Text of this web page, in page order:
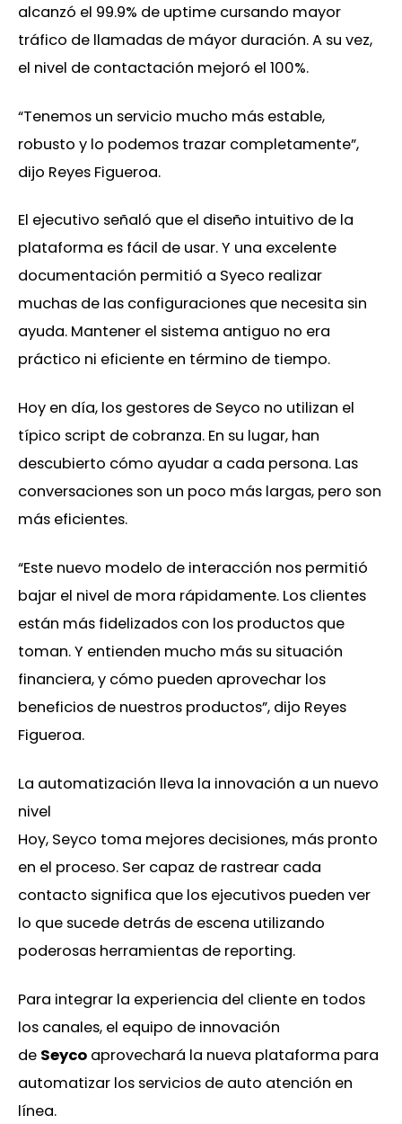
alcanzó el 99.9% de uptime cursando mayor
tráfico de llamadas de máyor duración. A su vez,
el nivel de contactación mejoró el 100%.
“Tenemos un servicio mucho más estable,
robusto y lo podemos trazar completamente”,
dijo Reyes Figueroa.
El ejecutivo señaló que el diseño intuitivo de la
plataforma es fácil de usar. Y una excelente
documentación permitió a Syeco realizar
muchas de las configuraciones que necesita sin
ayuda. Mantener el sistema antiguo no era
práctico ni eficiente en término de tiempo.
Hoy en día, los gestores de Seyco no utilizan el
típico script de cobranza. En su lugar, han
descubierto cómo ayudar a cada persona. Las
conversaciones son un poco más largas, pero son
más eficientes.
“Este nuevo modelo de interacción nos permitió
bajar el nivel de mora rápidamente. Los clientes
están más fidelizados con los productos que
toman. Y entienden mucho más su situación
financiera, y cómo pueden aprovechar los
beneficios de nuestros productos”, dijo Reyes
Figueroa.
La automatización lleva la innovación a un nuevo
nivel
Hoy, Seyco toma mejores decisiones, más pronto
en el proceso. Ser capaz de rastrear cada
contacto significa que los ejecutivos pueden ver
lo que sucede detrás de escena utilizando
poderosas herramientas de reporting.
Para integrar la experiencia del cliente en todos
los canales, el equipo de innovación
de Seyco aprovechará la nueva plataforma para
automatizar los servicios de auto atención en
línea.